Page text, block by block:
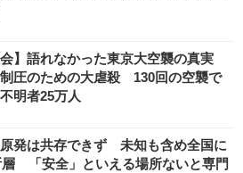
会】語れなかった東京大空襲の真実
圧のための大虐殺 130回の空襲で
明者25万人
発は共存できず 未知も含め全国に
層 「安全」といえる場所ないと専門